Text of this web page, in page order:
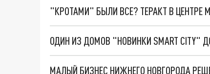
"КРОТАМИ" БЫЛИ ВСЕ? ТЕРАКТ В
ОДИН ИЗ ДОМОВ "НОВИНКИ SMART CITY"
МАЛЫЙ БИЗНЕС НИЖНЕГО НОВГОРОДА